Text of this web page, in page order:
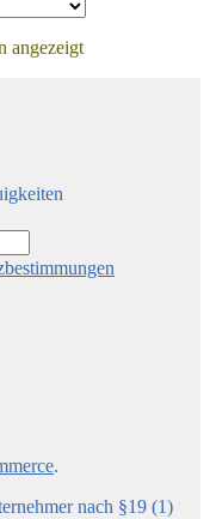
angezeigt
.
nach §19 (1)